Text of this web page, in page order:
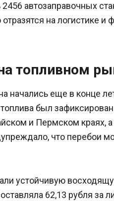
автозаправочных
на логистике и
топливном
начались еще в конце
был
и Пермском краях,
что перебои
устойчивую
62,13 рубля за